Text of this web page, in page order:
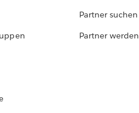
Partner suchen
Partner werden